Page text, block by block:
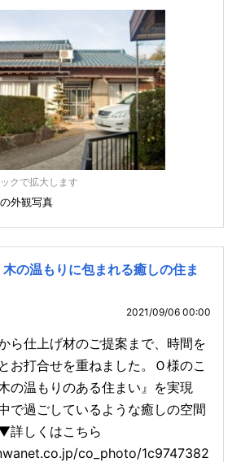
クで拡大します
外観写真
木の温もりに包まれる癒しの住ま
2021/09/06 00:00
ら仕上げ材のご提案まで、時間を
お打合せを重ねました。Ｏ様のこ
の温もりのある住まい』を実現
で過ごしているような癒しの空間
詳しくはこちら
co_photo/1c9747382